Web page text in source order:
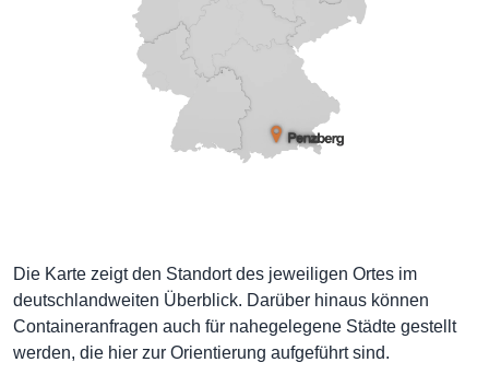
Die Karte zeigt den Standort des jeweiligen Ortes im
deutschlandweiten Überblick. Darüber hinaus können
Containeranfragen auch für nahegelegene Städte gestellt
werden, die hier zur Orientierung aufgeführt sind.